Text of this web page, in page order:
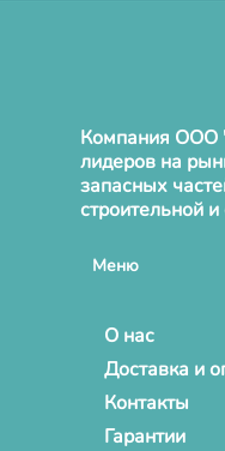
Компания ООО
лидеров на
запасных
строительной
Меню
О нас
Доставка и
Контакты
Гарантии